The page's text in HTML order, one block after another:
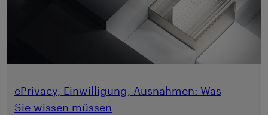
ePrivacy, Einwilligung, Ausnahmen: Was
Sie wissen müssen